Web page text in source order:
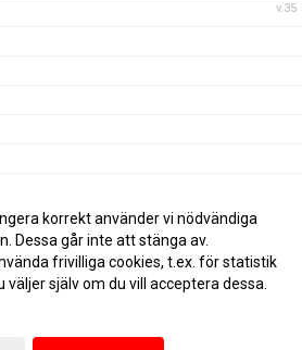
v.35
korrekt använder vi nödvändiga
Dessa går inte att stänga av.
frivilliga cookies, t.ex. för statistik
själv om du vill acceptera dessa.